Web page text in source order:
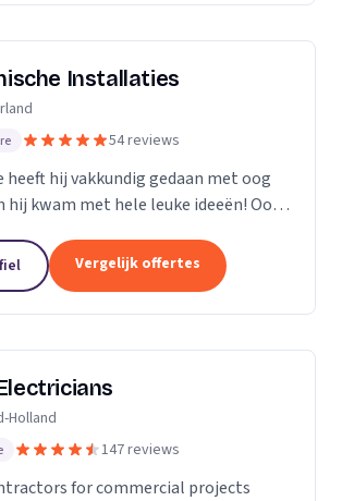
Installaties
54 reviews
hij vakkundig gedaan met oog
hij kwam met hele leuke ideeën! Ook
konden erg snel met hem...
Vergelijk offertes
Holland
147 reviews
for commercial projects